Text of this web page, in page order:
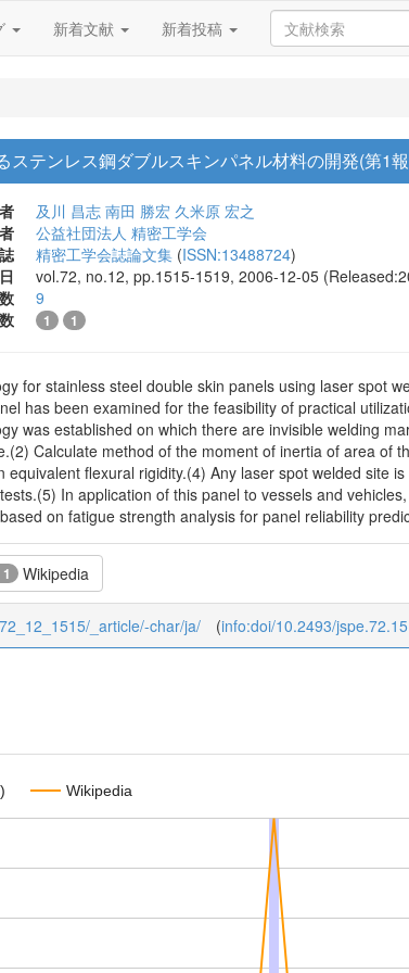
新着文献 新着投稿
ステンレス鋼ダブルスキンパネル材料の開発(第1
及川 昌志 南田 勝宏 久米原 宏之
公益社団法人 精密工学会
精密工学会誌論文集 (ISSN:13488724)
vol.72, no.12, pp.1515-1519, 2006-12-05
9
1 1
for stainless steel double skin panels using laser spot
has been examined for the feasibility of practical
was established on which there are invisible welding
Calculate method of the moment of inertia of area of
equivalent flexural rigidity.(4) Any laser spot welded site
In application of this panel to vessels and
on fatigue strength analysis for panel reliability
Wikipedia
_article/-char/ja/ (info:doi/10.2493/
Wikipedia